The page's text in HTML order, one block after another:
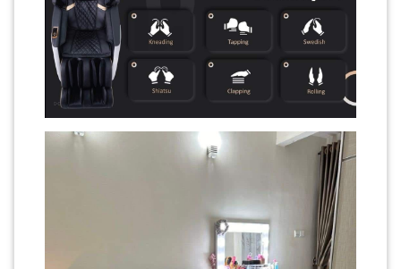
JOHOR(8)
MELAKA(53)
PENANG(2)